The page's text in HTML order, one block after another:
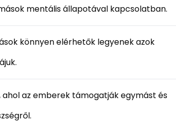
mentális állapotával kapcsolatban.
könnyen elérhetők legyenek azok
az emberek támogatják egymást és